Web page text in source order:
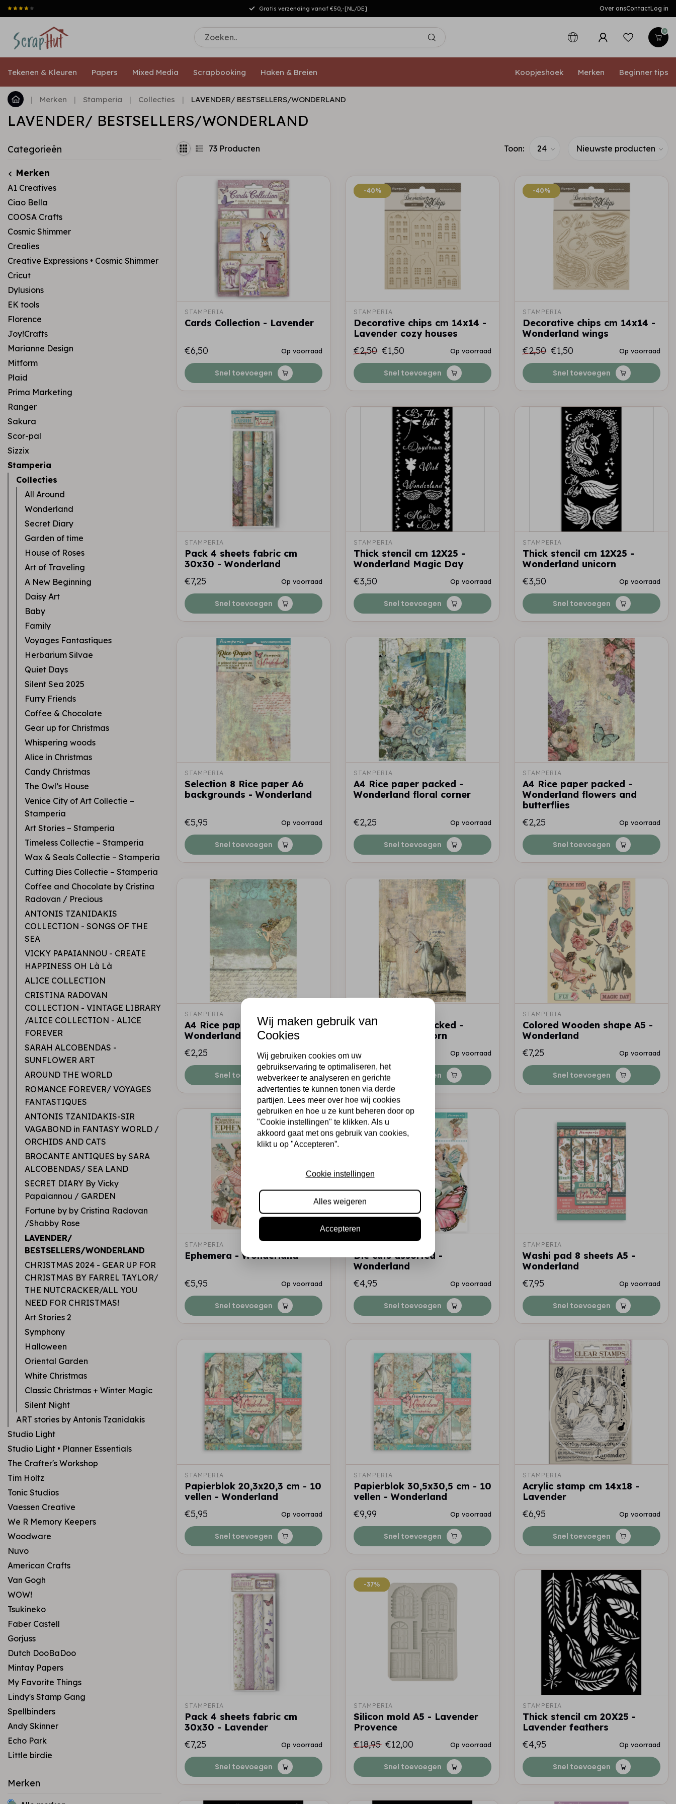
Gratis verzending vanaf €50,-[NL/DE] Over onsContactLog in
0
Tekenen & Kleuren Papers Mixed Media Scrapbooking Haken & Breien Koopjeshoek Merken Beginner tips
| Merken | Stamperia | Collecties | LAVENDER/ BESTSELLERS/WONDERLAND
LAVENDER/ BESTSELLERS/WONDERLAND
Categorieën
Merken
A1 Creatives
Ciao Bella
COOSA Crafts
Cosmic Shimmer
Crealies
Creative Expressions • Cosmic Shimmer
Cricut
Dylusions
EK tools
Florence
Joy!Crafts
Marianne Design
Mitform
Plaid
Prima Marketing
Ranger
Sakura
Scor-pal
Sizzix
Stamperia
Collecties
All Around
Wonderland
Secret Diary
Garden of time
House of Roses
Art of Traveling
A New Beginning
Daisy Art
Baby
Family
Voyages Fantastiques
Herbarium Silvae
Quiet Days
Silent Sea 2025
Furry Friends
Coffee & Chocolate
Gear up for Christmas
Whispering woods
Alice in Christmas
Candy Christmas
The Owl’s House
Venice City of Art Collectie –
Stamperia
Art Stories – Stamperia
Timeless Collectie – Stamperia
Wax & Seals Collectie – Stamperia
Cutting Dies Collectie – Stamperia
Coffee and Chocolate by Cristina
Radovan / Precious
ANTONIS TZANIDAKIS
COLLECTION - SONGS OF THE
SEA
VICKY PAPAIANNOU - CREATE
HAPPINESS OH Là Là
ALICE COLLECTION
CRISTINA RADOVAN
COLLECTION - VINTAGE LIBRARY
/ALICE COLLECTION - ALICE
FOREVER
SARAH ALCOBENDAS -
SUNFLOWER ART
AROUND THE WORLD
ROMANCE FOREVER/ VOYAGES
FANTASTIQUES
ANTONIS TZANIDAKIS-SIR
VAGABOND in FANTASY WORLD /
ORCHIDS AND CATS
BROCANTE ANTIQUES by SARA
ALCOBENDAS/ SEA LAND
SECRET DIARY By Vicky
Papaiannou / GARDEN
Fortune by by Cristina Radovan
/Shabby Rose
LAVENDER/
BESTSELLERS/WONDERLAND
CHRISTMAS 2024 - GEAR UP FOR
CHRISTMAS BY FARREL TAYLOR/
THE NUTCRACKER/ALL YOU
NEED FOR CHRISTMAS!
Art Stories 2
Symphony
Halloween
Oriental Garden
White Christmas
Classic Christmas + Winter Magic
Silent Night
ART stories by Antonis Tzanidakis
Studio Light
Studio Light • Planner Essentials
The Crafter's Workshop
Tim Holtz
Tonic Studios
Vaessen Creative
We R Memory Keepers
Woodware
Nuvo
American Crafts
Van Gogh
WOW!
Tsukineko
Faber Castell
Gorjuss
Dutch DooBaDoo
Mintay Papers
My Favorite Things
Lindy's Stamp Gang
Spellbinders
Andy Skinner
Echo Park
Little birdie
Merken
73 Producten Toon:
STAMPERIA
Cards Collection - Lavender
€6,50 Op voorraad
Snel toevoegen
-40%
-40%
STAMPERIA
Decorative chips cm 14x14 -
Lavender cozy houses
€2,50 €1,50 Op voorraad
Snel toevoegen
-40%
-40%
STAMPERIA
Decorative chips cm 14x14 -
Wonderland wings
€2,50 €1,50 Op voorraad
Snel toevoegen
STAMPERIA
Pack 4 sheets fabric cm
30x30 - Wonderland
€7,25
Op voorraad
Snel toevoegen
STAMPERIA
Thick stencil cm 12X25 -
Wonderland Magic Day
€3,50
Op voorraad
Snel toevoegen
STAMPERIA
Thick stencil cm 12X25 -
Wonderland unicorn
€3,50
Op voorraad
Snel toevoegen
STAMPERIA
Selection 8 Rice paper A6
backgrounds - Wonderland
€5,95 Op voorraad
Snel toevoegen
STAMPERIA
A4 Rice paper packed -
Wonderland floral corner
€2,25 Op voorraad
Snel toevoegen
STAMPERIA
A4 Rice paper packed -
Wonderland flowers and
butterflies
€2,25
Op voorraad
Snel toevoegen
STAMPERIA
A4 Rice paper packed -
Wonderland fairy
€2,25
Op voorraad
Snel toevoegen
A4 Rice paper packed -
Wonderland unicorn
€2,25
Op voorraad
Snel toevoegen
STAMPERIA
Colored Wooden shape A5 -
Wonderland
€7,25
Op voorraad
Snel toevoegen
STAMPERIA
Ephemera - Wonderland
€5,95 Op voorraad
Snel toevoegen
Die cuts assorted -
Wonderland
€4,95
Op voorraad
Snel toevoegen
STAMPERIA
Washi pad 8 sheets A5 -
Wonderland
€7,95
Op voorraad
Snel toevoegen
STAMPERIA
Papierblok 20,3x20,3 cm - 10
vellen - Wonderland
€5,95
Op voorraad
Snel toevoegen
STAMPERIA
Papierblok 30,5x30,5 cm - 10
vellen - Wonderland
€9,99
Op voorraad
Snel toevoegen
STAMPERIA
Acrylic stamp cm 14x18 -
Lavender
€6,95
Op voorraad
Snel toevoegen
STAMPERIA
Pack 4 sheets fabric cm
30x30 - Lavender
€7,25
Op voorraad
Snel toevoegen
-37%
-37%
STAMPERIA
Silicon mold A5 - Lavender
Provence
€18,95 €12,00 Op voorraad
Snel toevoegen
STAMPERIA
Thick stencil cm 20X25 -
Lavender feathers
€4,95
Op voorraad
Snel toevoegen
Wij maken gebruik van
Cookies
Wij gebruiken cookies om uw
gebruikservaring te optimaliseren, het
webverkeer te analyseren en gerichte
advertenties te kunnen tonen via derde
partijen. Lees meer over hoe wij cookies
gebruiken en hoe u ze kunt beheren door op
"Cookie instellingen" te klikken. Als u
akkoord gaat met ons gebruik van cookies,
klikt u op "Accepteren”.
Cookie instellingen
Alles weigeren
Accepteren